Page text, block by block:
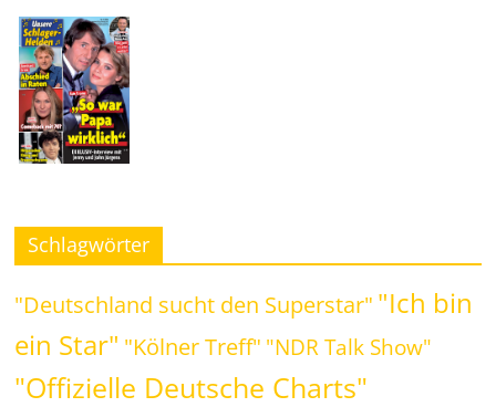
Schlagwörter
"Deutschland sucht den Superstar" "Ich bin
ein Star" "Kölner Treff" "NDR Talk Show"
"Offizielle Deutsche Charts"